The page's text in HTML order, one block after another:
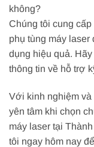
không?
Chúng tôi cung
phụ tùng máy laser
dụng hiệu quả.
thông tin về hỗ trợ
Với kinh nghiệm và
yên tâm khi chọn
máy laser tại
tôi ngay hôm nay